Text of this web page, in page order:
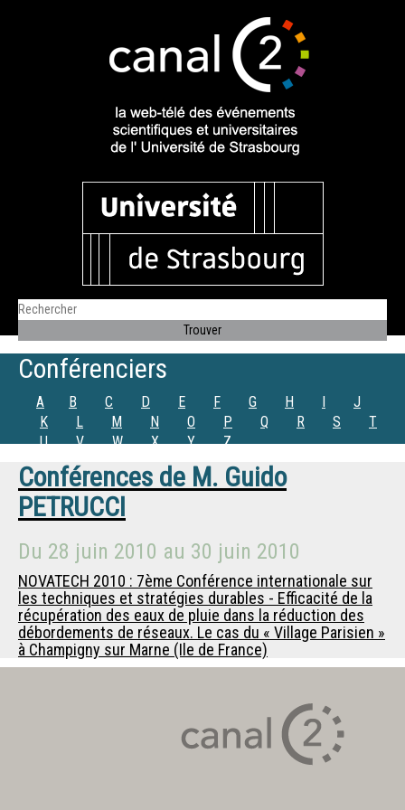
Conférenciers
A B C D E F G H I
J
K
L M N O P Q R S
T
U
V W X Y Z
Conférences de M. Guido
PETRUCCI
Du 28 juin 2010 au 30 juin 2010
NOVATECH 2010 : 7ème Conférence internationale sur
les techniques et stratégies durables - Efficacité de la
récupération des eaux de pluie dans la réduction des
débordements de réseaux. Le cas du « Village Parisien »
à Champigny sur Marne (Ile de France)